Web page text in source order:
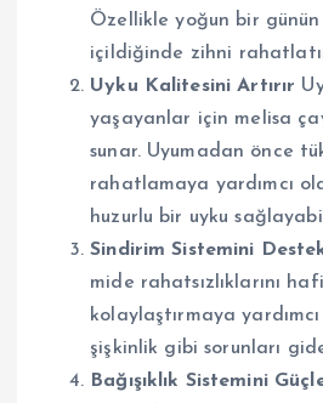
Özellikle yoğun bir
içildiğinde zihni
Uyku Kalitesini Artırır
yaşayanlar için melisa
sunar. Uyumadan önce
rahatlamaya yardımcı
huzurlu bir uyku
Sindirim Sistemini
mide rahatsızlıklarını
kolaylaştırmaya
şişkinlik gibi sorunları
Bağışıklık Sistemini